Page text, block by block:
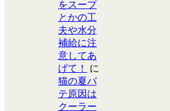
をスープ
とかの工
夫や水分
補給に注
意してあ
げて！
に
猫の夏バ
テ原因は
クーラー